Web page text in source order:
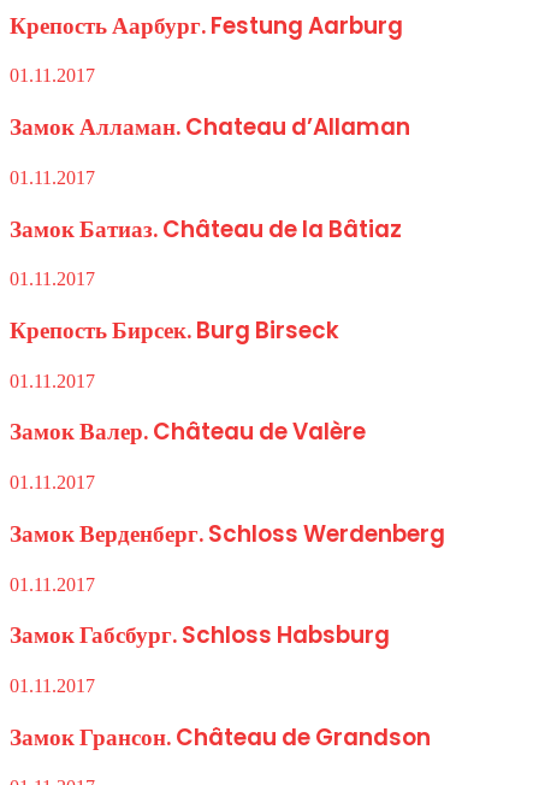
Крепость Аарбург. Festung Aarburg
01.11.2017
Замок Алламан. Chateau d’Allaman
01.11.2017
Замок Батиаз. Château de la Bâtiaz
01.11.2017
Крепость Бирсек. Burg Birseck
01.11.2017
Замок Валер. Château de Valère
01.11.2017
Замок Верденберг. Schloss Werdenberg
01.11.2017
Замок Габсбург. Schloss Habsburg
01.11.2017
Замок Грансон. Château de Grandson